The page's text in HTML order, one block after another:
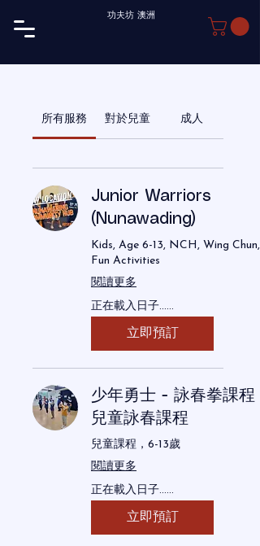
功夫坊 澳洲
所有服務 對於兒童 成人
Junior Warriors
(Nunawading)
Kids, Age 6-13, NCH, Wing Chun,
Fun Activities
閱讀更多
正在載入日子......
立即預訂
少年勇士 - 詠春拳課程
兒童詠春課程
兒童課程，6-13歲
閱讀更多
正在載入日子......
立即預訂